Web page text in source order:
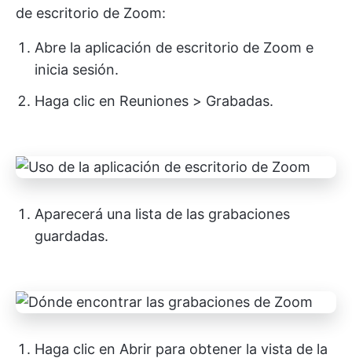
de escritorio de Zoom:
Abre la aplicación de escritorio de Zoom e
inicia sesión.
Haga clic en Reuniones > Grabadas.
Aparecerá una lista de las grabaciones
guardadas.
Haga clic en Abrir para obtener la vista de la